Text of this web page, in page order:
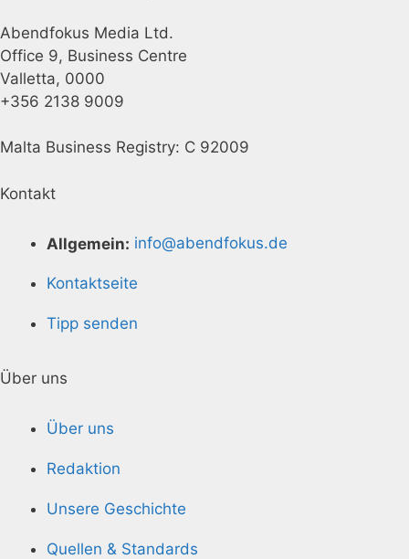
Abendfokus Media Ltd.
Office 9, Business Centre
Valletta, 0000
+356 2138 9009
Malta Business Registry: C 92009
Kontakt
Allgemein: info@abendfokus.de
Kontaktseite
Tipp senden
Über uns
Über uns
Redaktion
Unsere Geschichte
Quellen & Standards